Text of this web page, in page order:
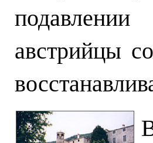
австрийцы